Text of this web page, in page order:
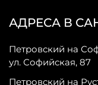
АДРЕСА В
Петровский на
ул. Софийская, 87
Петровский на